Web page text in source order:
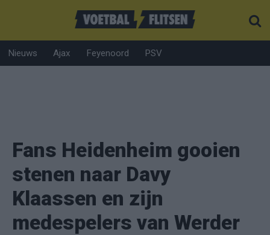
Nieuws Ajax Feyenoord PSV
Fans Heidenheim gooien
stenen naar Davy
Klaassen en zijn
medespelers van Werder